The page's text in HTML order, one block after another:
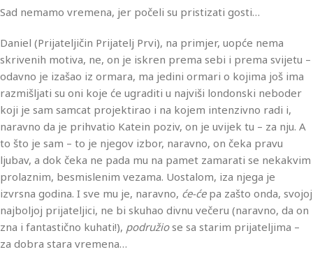
Sad nemamo vremena, jer počeli su pristizati gosti…
Daniel (Prijateljičin Prijatelj Prvi), na primjer, uopće nema
skrivenih motiva, ne, on je iskren prema sebi i prema svijetu –
odavno je izašao iz ormara, ma jedini ormari o kojima još ima
razmišljati su oni koje će ugraditi u najviši londonski neboder
koji je sam samcat projektirao i na kojem intenzivno radi i,
naravno da je prihvatio Katein poziv, on je uvijek tu – za nju. A
to što je sam – to je njegov izbor, naravno, on čeka pravu
ljubav, a dok čeka ne pada mu na pamet zamarati se nekakvim
prolaznim, besmislenim vezama. Uostalom, iza njega je
izvrsna godina. I sve mu je, naravno, će-ćepa zašto onda, svojoj
najboljoj prijateljici, ne bi skuhao divnu večeru (naravno, da on
zna i fantastično kuhati!), podružiose sa starim prijateljima –
za dobra stara vremena…